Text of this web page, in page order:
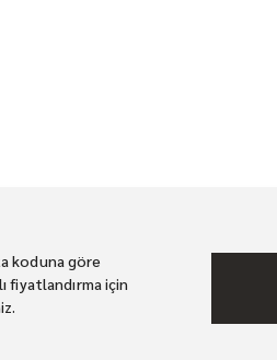
koduna göre
fiyatlandırma için